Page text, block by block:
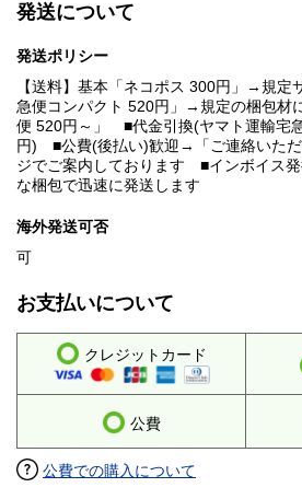
発送について
発送ポリシー
【送料】基本「ネコポス 300円」→規定
急便コンパクト 520円」→規定の梱包材
便 520円～」 ■代金引換(ヤマト運輸宅
円) ■公費(後払い)歓迎→「ご連絡いただ
ジでご案内しております ■インボイス
な梱包で迅速に発送します
海外発送可否
可
お支払いについて
クレジットカード
公費
公費での購入について